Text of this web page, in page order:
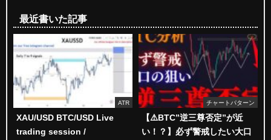
最近書いた記事
ATR
XAU/USD BTC/USD Live
trading session /
チャートパターン
【⚠️BTC”逆三尊否定”が近
い！？】必ず警戒したい大口